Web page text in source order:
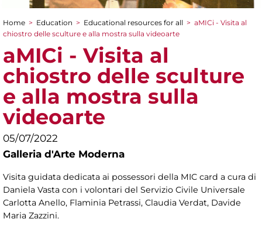
You are here
Home > Education > Educational resources for all > aMICi - Visita al
chiostro delle sculture e alla mostra sulla videoarte
aMICi - Visita al
chiostro delle sculture
e alla mostra sulla
videoarte
05/07/2022
Galleria d'Arte Moderna
Visita guidata dedicata ai possessori della MIC card a cura di
Daniela Vasta con i volontari del Servizio Civile Universale
Carlotta Anello, Flaminia Petrassi, Claudia Verdat, Davide
Maria Zazzini.